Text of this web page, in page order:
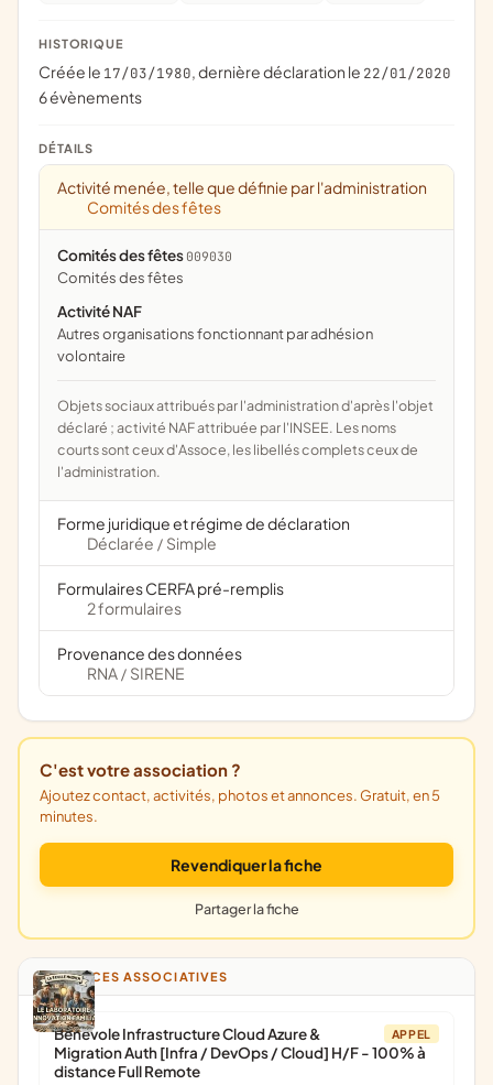
HISTORIQUE
Créée le 17/03/1980, dernière déclaration le 22/01/2020
6 évènements
DÉTAILS
Activité menée, telle que définie par l'administration
Comités des fêtes
Comités des fêtes 009030
comités des fêtes
Activité NAF
Autres organisations fonctionnant par adhésion
volontaire
Objets sociaux attribués par l'administration d'après l'objet
déclaré ; activité NAF attribuée par l'INSEE. Les noms
courts sont ceux d'Assoce, les libellés complets ceux de
l'administration.
Forme juridique et régime de déclaration
Déclarée / Simple
Formulaires CERFA pré-remplis
2 formulaires
Provenance des données
RNA / SIRENE
C'est votre association ?
Ajoutez contact, activités, photos et annonces. Gratuit, en 5
minutes.
Revendiquer la fiche
Partager la fiche
ANNONCES ASSOCIATIVES
APPEL
Bénévole Infrastructure Cloud Azure &
Migration Auth [Infra / DevOps / Cloud] H/F - 100% à
distance Full Remote